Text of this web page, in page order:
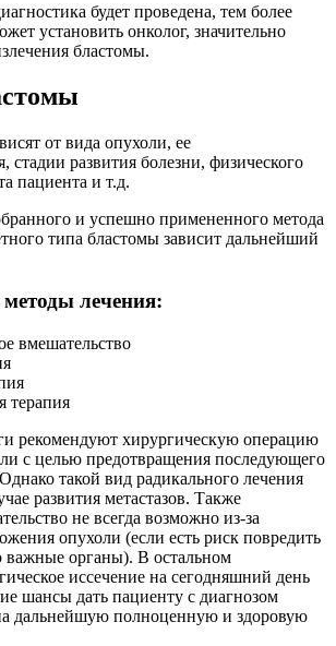
будет проведена, тем более
установить онколог, значительно
бластомы.
от вида опухоли, ее
стадии развития болезни, физического
пациента и т.д.
и успешно примененного метода
типа бластомы зависит дальнейший
лечения:
вмешательство
терапия
рекомендуют хирургическую операцию
с целью предотвращения последующего
такой вид радикального лечения
развития метастазов. Также
не всегда возможно из-за
опухоли (если есть риск повредить
важные органы). В остальном
иссечение на сегодняшний день
шансы дать пациенту с диагнозом
дальнейшую полноценную и здоровую